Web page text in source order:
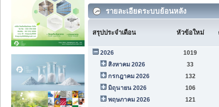
รายละเอียดระบบย้อนหลัง
สรุปประจำเดือน หัวข้อใหม่
2026
1019
สิงหาคม 2026
33
กรกฎาคม 2026
132
มิถุนายน 2026
106
พฤษภาคม 2026
121